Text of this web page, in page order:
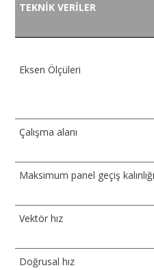
TEKNİK VERİLER
Eksen Ölçüleri
Çalışma alanı
Maksimum panel geçiş kalınlığı
Vektör hız
Doğrusal hız